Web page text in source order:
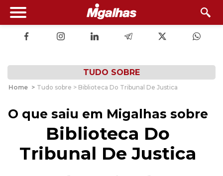
TUDO SOBRE
Home > Tudo sobre > Biblioteca Do Tribunal De Justica
O que saiu em Migalhas sobre
Biblioteca Do
Tribunal De Justica